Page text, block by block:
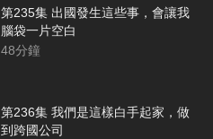
第235集 出國發生這些事，會讓我
腦袋一片空白
48分鐘
第236集 我們是這樣白手起家，做
到跨國公司